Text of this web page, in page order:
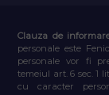
Clauza de
personale este
personale vor fi
temeiul art. 6 sec. 1
cu caracter